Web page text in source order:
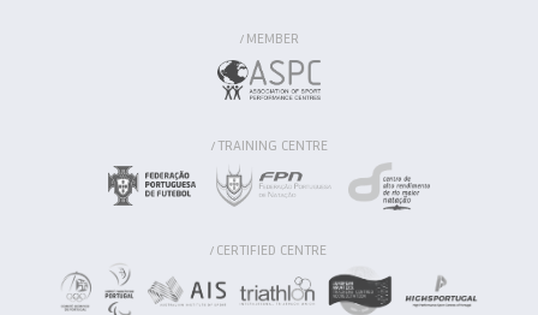
/ MEMBER
/ TRAINING CENTRE
/ CERTIFIED CENTRE